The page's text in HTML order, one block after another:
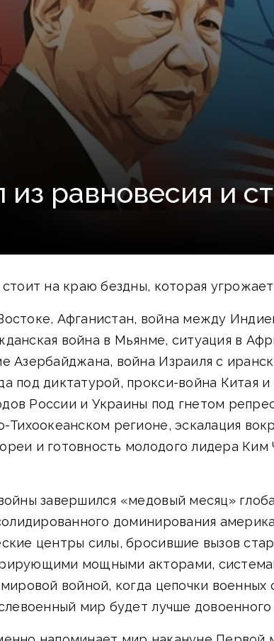
равновесия и
на краю бездны, которая
Афганистан, война между
война в Мьянме, ситуация в
Азербайджана, война Израиля с
под диктатурой, прокси-война Китая
России и Украины под гнетом
Тихоокеанском регионе, эскалация
и готовность молодого лидера
завершился «медовый месяц»
доминирования
центры силы, бросившие вызов
мощными акторами,
войной, когда цепочки военных
мир будет лучше довоенного